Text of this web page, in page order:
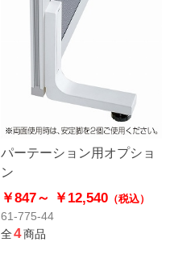
パーテーション用オプショ
ン
￥847～ ￥12,540（税込）
61-775-44
全4商品